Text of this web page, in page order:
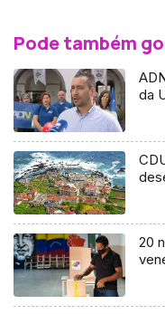
Pode também
da
20